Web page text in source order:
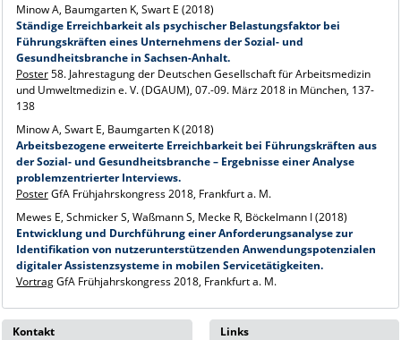
Minow A, Baumgarten K, Swart E (2018)
Ständige Erreichbarkeit als psychischer Belastungsfaktor bei
Führungskräften eines Unternehmens der Sozial- und
Gesundheitsbranche in Sachsen-Anhalt.
Poster58. Jahrestagung der Deutschen Gesellschaft für Arbeitsmedizin
und Umweltmedizin e. V. (DGAUM), 07.-09. März 2018 in München, 137-
138
Minow A, Swart E, Baumgarten K (2018)
Arbeitsbezogene erweiterte Erreichbarkeit bei Führungskräften aus
der Sozial- und Gesundheitsbranche – Ergebnisse einer Analyse
problemzentrierter Interviews.
PosterGfA Frühjahrskongress 2018, Frankfurt a. M.
Mewes E, Schmicker S, Waßmann S, Mecke R, Böckelmann I (2018)
Entwicklung und Durchführung einer Anforderungsanalyse zur
Identifikation von nutzerunterstützenden Anwendungspotenzialen
digitaler Assistenzsysteme in mobilen Servicetätigkeiten.
VortragGfA Frühjahrskongress 2018, Frankfurt a. M.
Kontakt
Links